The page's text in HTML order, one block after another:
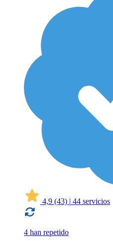
4,9 (43) | 44 servicios
4 han repetido